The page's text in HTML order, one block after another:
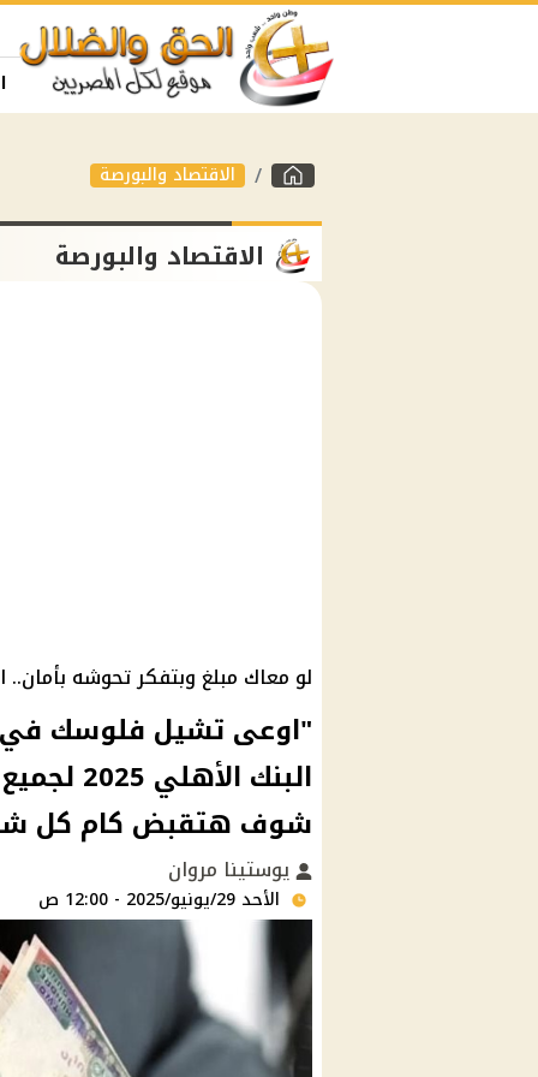
الاقتصاد والبورصة
الاقتصاد والبورصة
لو معاك مبلغ وبتفكر تحوشه بأمان..
"اوعى تشيل فلوسك في
البنك
شوف هتقبض كام كل
يوستينا مروان
الأحد 29/يونيو/2025 - 12:00 ص